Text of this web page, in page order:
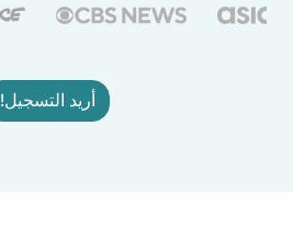
أريد التسجيل!